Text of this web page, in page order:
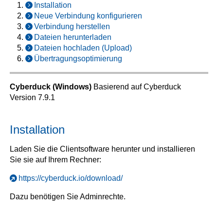
Installation
Neue Verbindung konfigurieren
Verbindung herstellen
Dateien herunterladen
Dateien hochladen (Upload)
Übertragungsoptimierung
Cyberduck (Windows) Basierend auf Cyberduck
Version 7.9.1
Installation
Laden Sie die Clientsoftware herunter und installieren
Sie sie auf Ihrem Rechner:
https://cyberduck.io/download/
Dazu benötigen Sie Adminrechte.